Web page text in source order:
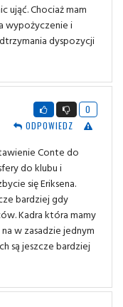
ująć. Chociaż mam
wypożyczenie i
dyspozycji
0
ODPOWIEDZ
Conte do
do klubu i
się Eriksena.
bardziej gdy
Kadra która mamy
w zasadzie jednym
są jeszcze bardziej